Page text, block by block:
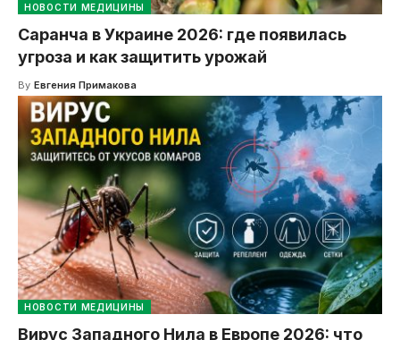
НОВОСТИ МЕДИЦИНЫ
Саранча в Украине 2026: где появилась
угроза и как защитить урожай
By Евгения Примакова
НОВОСТИ МЕДИЦИНЫ
Вирус Западного Нила в Европе 2026: что